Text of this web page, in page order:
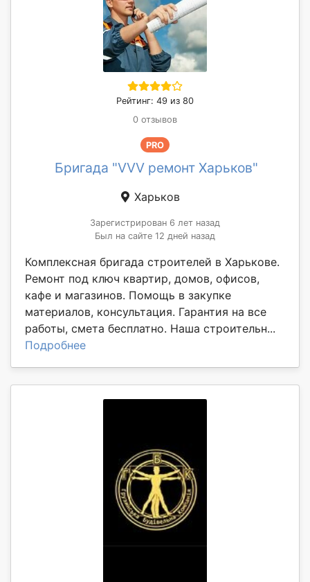
Рейтинг: 49 из 80
0 отзывов
PRO
Бригада "VVV ремонт Харьков"
Харьков
Зарегистрирован 6 лет назад
Был на сайте 12 дней назад
Комплексная бригада строителей в Харькове.
Ремонт под ключ квартир, домов, офисов,
кафе и магазинов. Помощь в закупке
материалов, консультация. Гарантия на все
работы, смета бесплатно. Наша строительн...
Подробнее